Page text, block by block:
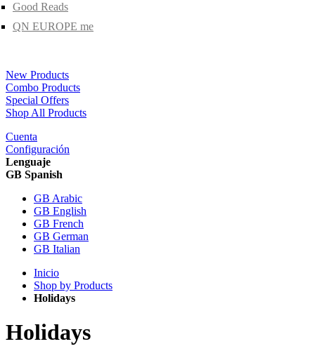
Good Reads
QN EUROPE me
New Products
Combo Products
Special Offers
Shop All Products
Cuenta
Configuración
Lenguaje
GB Spanish
GB Arabic
GB English
GB French
GB German
GB Italian
Inicio
Shop by Products
Holidays
Holidays